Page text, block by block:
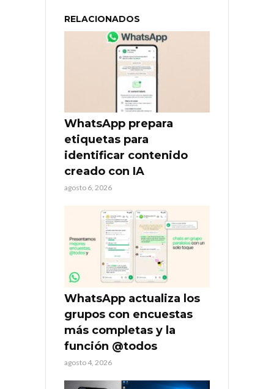
RELACIONADOS
WhatsApp prepara
etiquetas para
identificar contenido
creado con IA
agosto 6, 2026
WhatsApp actualiza los
grupos con encuestas
más completas y la
función @todos
agosto 4, 2026